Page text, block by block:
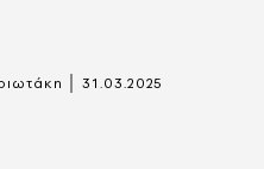
|31.03.2025